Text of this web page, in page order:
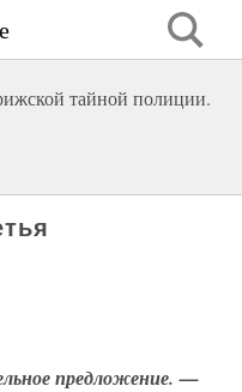
тайной полиции.
предложение. —